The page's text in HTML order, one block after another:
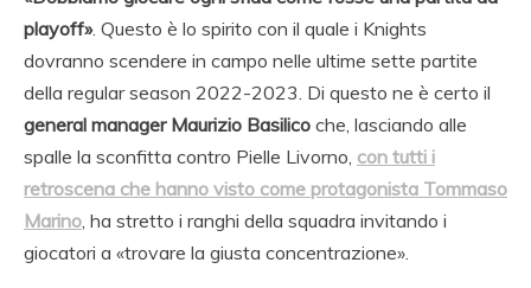
playoff». Questo è lo spirito con il quale i Knights
dovranno scendere in campo nelle ultime sette partite
della regular season 2022-2023. Di questo ne è certo il
general manager Maurizio Basilico che, lasciando alle
spalle la sconfitta contro Pielle Livorno, con tutti i
retroscena che hanno visto come protagonista Tommaso
Marino, ha stretto i ranghi della squadra invitando i
giocatori a «trovare la giusta concentrazione».